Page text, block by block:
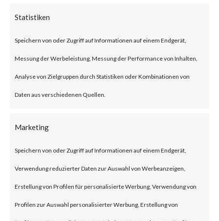
Statistiken
Speichern von oder Zugriff auf Informationen auf einem Endgerät,
Messung der Werbeleistung, Messung der Performance von Inhalten,
Analyse von Zielgruppen durch Statistiken oder Kombinationen von
Daten aus verschiedenen Quellen.
Marketing
Speichern von oder Zugriff auf Informationen auf einem Endgerät,
Verwendung reduzierter Daten zur Auswahl von Werbeanzeigen,
Erstellung von Profilen für personalisierte Werbung, Verwendung von
Profilen zur Auswahl personalisierter Werbung, Erstellung von
vulnerability allows malicious
volume of traffic on the